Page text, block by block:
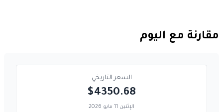
مقارنة مع اليوم
السعر التاريخي
$4350.68
الإثنين 11 مايو 2026